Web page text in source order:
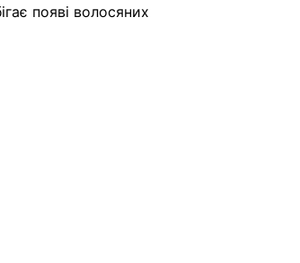
появі волосяних